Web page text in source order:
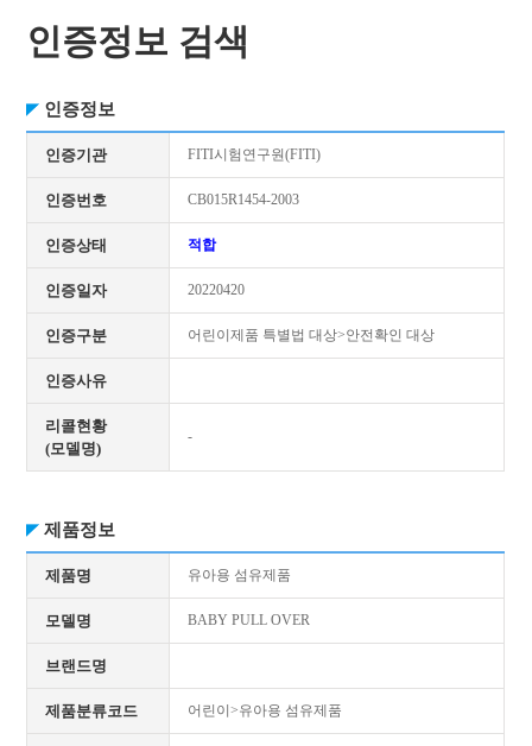
인증정보 검색
인증정보
인증기관 FITI시험연구원(FITI)
인증번호 CB015R1454-2003
인증상태 적합
인증일자 20220420
인증구분 어린이제품 특별법 대상>안전확인 대상
인증사유
리콜현황
(모델명)
-
제품정보
제품명 유아용 섬유제품
모델명 BABY PULL OVER
브랜드명
제품분류코드 어린이>유아용 섬유제품